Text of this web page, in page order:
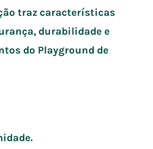
traz características
durabilidade e
do Playground de